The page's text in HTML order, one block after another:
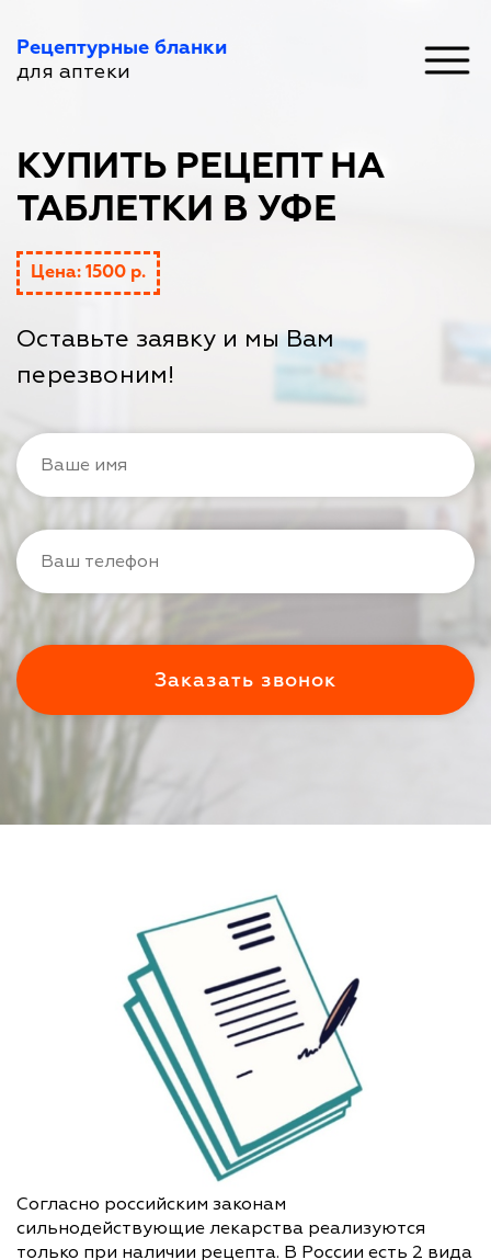
Рецептурные бланки
для аптеки
КУПИТЬ РЕЦЕПТ НА
ТАБЛЕТКИ В УФЕ
Цена: 1500 р.
Оставьте заявку и мы Вам
перезвоним!
Согласно российским законам
сильнодействующие лекарства реализуются
только при наличии рецепта. В России есть 2 вида